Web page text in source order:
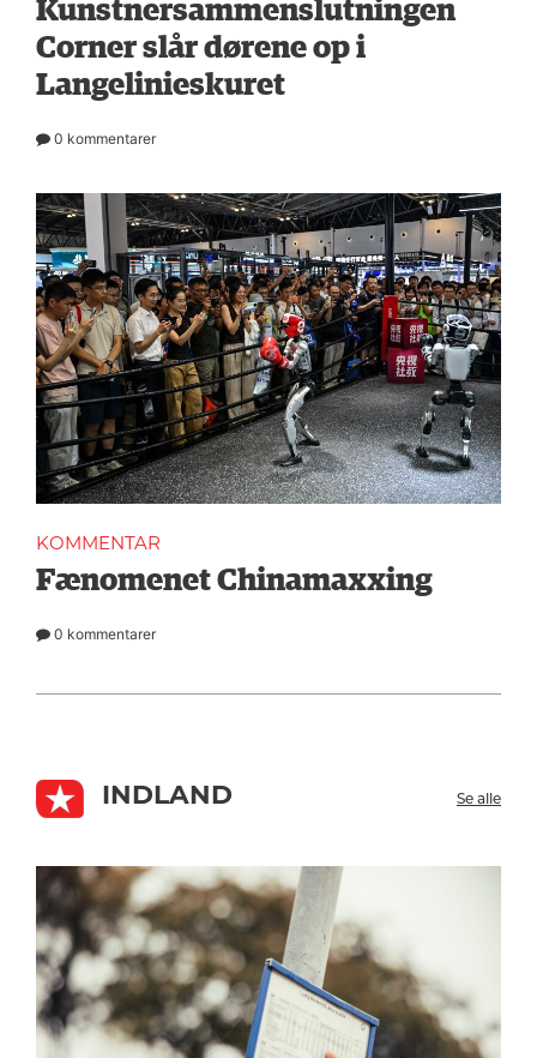
Kunstnersammenslutningen
Corner slår dørene op i
Langelinieskuret
0 kommentarer
KOMMENTAR
Fænomenet Chinamaxxing
0 kommentarer
INDLAND Se alle